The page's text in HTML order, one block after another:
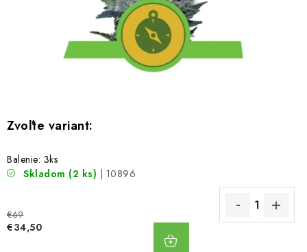
Veľkoobchod
Formulár na odstúpenie od zmluvy
Odstúpenie od zmluvy online
Balenie: 3ks
Skladom (2 ks) | 10896
€69
€34,50